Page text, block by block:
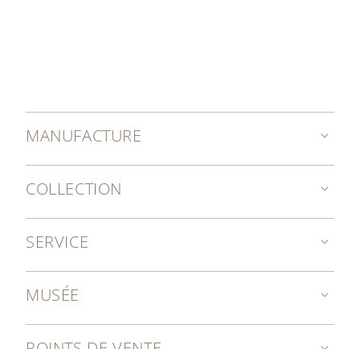
MANUFACTURE
COLLECTION
SERVICE
MUSÉE